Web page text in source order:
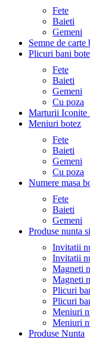
Fete
Baieti
Gemeni
Semne de carte
Plicuri bani
Fete
Baieti
Gemeni
Cu poza
Marturii Iconite
Meniuri botez
Fete
Baieti
Gemeni
Cu poza
Numere masa
Fete
Baieti
Gemeni
Produse nunta
Invitatii
Invitatii
Magneti
Magneti
Plicuri
Plicuri
Meniuri
Meniuri
Produse Nunta